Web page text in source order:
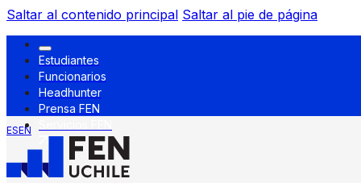
Saltar al contenido principal Saltar al pie de página
Estudiantes
Funcionarios
Headhunter
Prensa FEN
ESEN